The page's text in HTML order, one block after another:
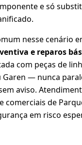
e só
nesse cenário
e reparos
com peças de
Garen — nunca
aviso.
comerciais de
em risco